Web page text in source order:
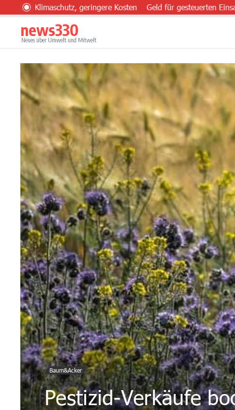
Zum Inhalt springen
Klimaschutz, geringere Kosten Geld für gesteuerten Einsatz von
news330
Neues über Umwelt und Mitwelt
Baum&Acker
Pestizid-Verkäufe